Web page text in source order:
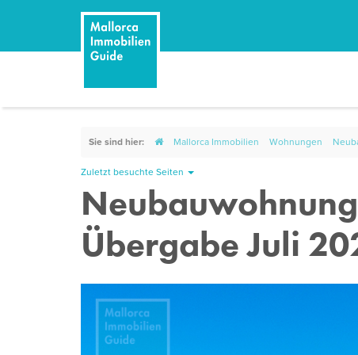
Sie sind hier: Mallorca Immobilien Wohnungen
Zuletzt besuchte Seiten
Übergabe Juli